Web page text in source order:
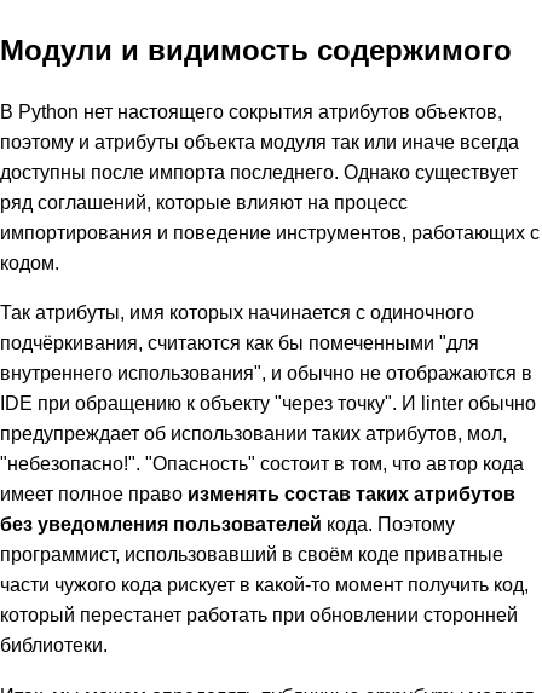
Модули и видимость содержимого
В Python нет настоящего сокрытия атрибутов объектов,
поэтому и атрибуты объекта модуля так или иначе всегда
доступны после импорта последнего. Однако существует
ряд соглашений, которые влияют на процесс
импортирования и поведение инструментов, работающих с
кодом.
Так атрибуты, имя которых начинается с одиночного
подчёркивания, считаются как бы помеченными "для
внутреннего использования", и обычно не отображаются в
IDE при обращению к объекту "через точку". И linter обычно
предупреждает об использовании таких атрибутов, мол,
"небезопасно!". "Опасность" состоит в том, что автор кода
имеет полное право изменять состав таких атрибутов
без уведомления пользователей кода. Поэтому
программист, использовавший в своём коде приватные
части чужого кода рискует в какой-то момент получить код,
который перестанет работать при обновлении сторонней
библиотеки.